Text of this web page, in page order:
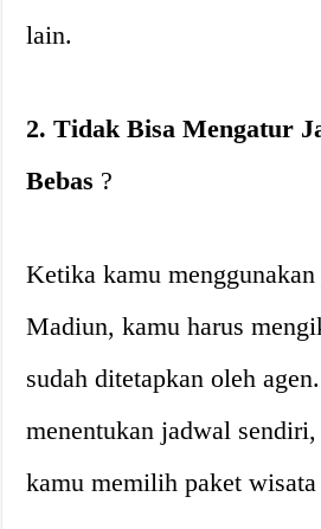
lain.
2. Tidak Bisa Mengatur
Bebas ?
Ketika kamu
Madiun, kamu harus
sudah ditetapkan oleh
menentukan jadwal
kamu memilih paket wisata